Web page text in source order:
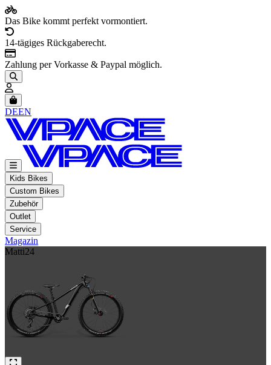
Das Bike kommt perfekt vormontiert.
14-tägiges Rückgaberecht.
Zahlung per Vorkasse & Paypal möglich.
Artikel im Warenkorb, Warenkorb anzeigen
DEEN
Kids Bikes
Custom Bikes
Zubehör
Outlet
Service
Magazin
Matti24